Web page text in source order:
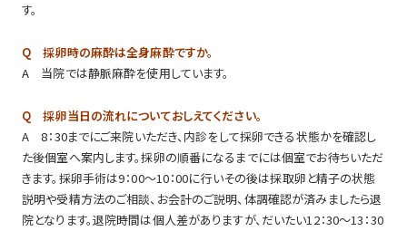
す。
Q 採卵時の麻酔は全身麻酔ですか。
A 当院では静脈麻酔を使用しています。
Q 採卵当日の流れについておしえてください。
A 8：30までにご来院いただき、内診をして採卵できる状態かを確認し
た後個室へ案内します。採卵の順番になるまでには個室でお待ちいただ
きます。採卵手術は9：00～10：00に行いその後は採取卵と精子の状態
説明や受精方法のご相談、お会計のご説明、体調確認が済みましたら退
院となります。退院時間は個人差がありますが、だいたい12：30～13：30